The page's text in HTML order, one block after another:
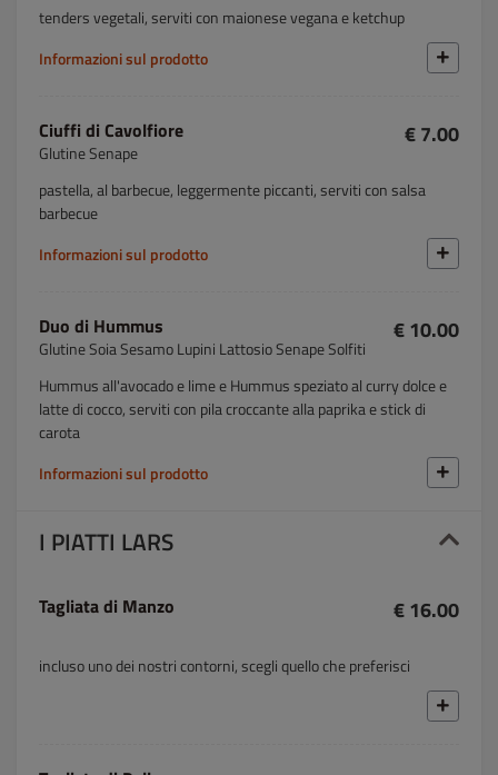
tenders vegetali, serviti con maionese vegana e ketchup
Informazioni sul prodotto
Ciuffi di Cavolfiore
Glutine Senape
€ 7.00
pastella, al barbecue, leggermente piccanti, serviti con salsa
barbecue
Informazioni sul prodotto
Duo di Hummus
Glutine Soia Sesamo Lupini Lattosio Senape Solfiti
€ 10.00
Hummus all'avocado e lime e Hummus speziato al curry dolce e
latte di cocco, serviti con pila croccante alla paprika e stick di
carota
Informazioni sul prodotto
I PIATTI LARS
Tagliata di Manzo € 16.00
incluso uno dei nostri contorni, scegli quello che preferisci